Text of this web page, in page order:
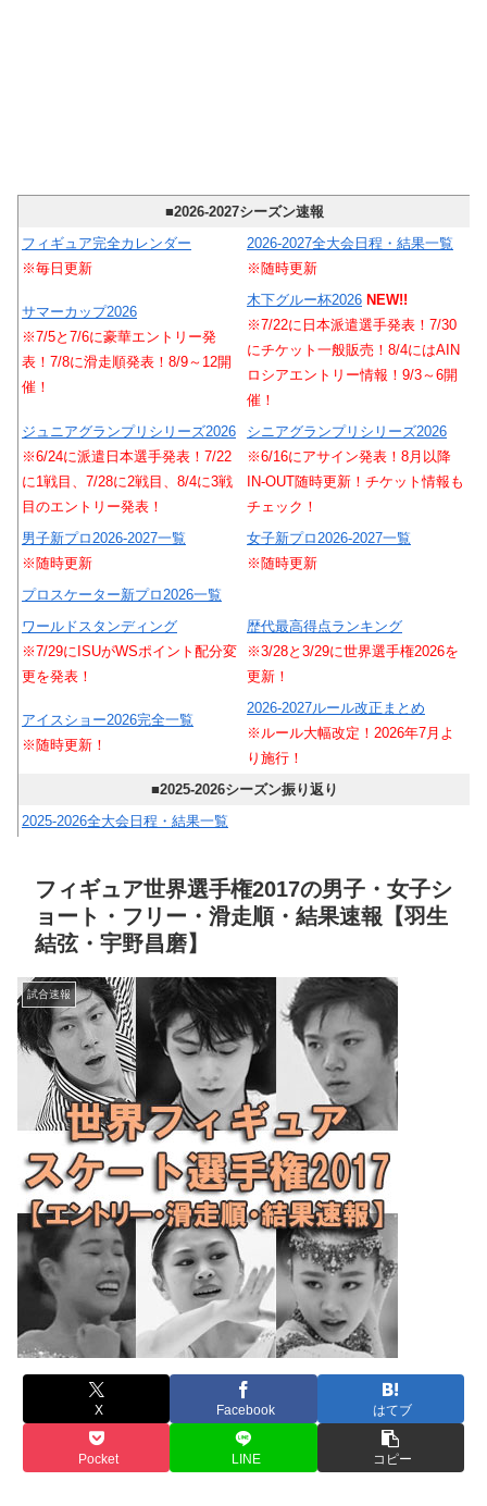
■2026-2027シーズン速報
フィギュア完全カレンダー
※毎日更新
2026-2027全大会日程・結果一覧
※随時更新
サマーカップ2026
※7/5と7/6に豪華エントリー発
表！7/8に滑走順発表！8/9～12開
催！
木下グルー杯2026 NEW!!
※7/22に日本派遣選手発表！7/30
にチケット一般販売！8/4にはAIN
ロシアエントリー情報！9/3～6開
催！
ジュニアグランプリシリーズ2026
※6/24に派遣日本選手発表！7/22
に1戦目、7/28に2戦目、8/4に3戦
目のエントリー発表！
シニアグランプリシリーズ2026
※6/16にアサイン発表！8月以降
IN-OUT随時更新！チケット情報も
チェック！
男子新プロ2026-2027一覧
※随時更新
女子新プロ2026-2027一覧
※随時更新
プロスケーター新プロ2026一覧
ワールドスタンディング
※7/29にISUがWSポイント配分変
更を発表！
歴代最高得点ランキング
※3/28と3/29に世界選手権2026を
更新！
アイスショー2026完全一覧
※随時更新！
2026-2027ルール改正まとめ
※ルール大幅改定！2026年7月よ
り施行！
■2025-2026シーズン振り返り
2025-2026全大会日程・結果一覧
フィギュア世界選手権2017の男子・女子シ
ョート・フリー・滑走順・結果速報【羽生
結弦・宇野昌磨】
試合速報
X Facebook はてブ
Pocket LINE コピー